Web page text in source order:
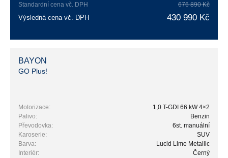
Standardní cena vč. DPH 676 890 Kč
Výsledná cena vč. DPH 430 990 Kč
BAYON
GO Plus!
Motorizace:
1,0 T-GDI 66 kW 4×2
Palivo:
Benzin
Převodovka:
6st. manuální
Karoserie:
SUV
Barva:
Lucid Lime Metallic
Interiér:
Černý